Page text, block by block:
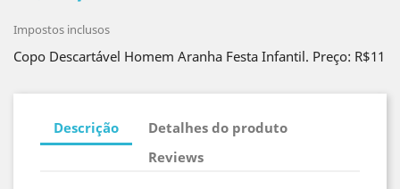
Impostos inclusos
Copo Descartável Homem Aranha Festa Infantil. Preço: R$11
Descrição
Detalhes do produto
Reviews